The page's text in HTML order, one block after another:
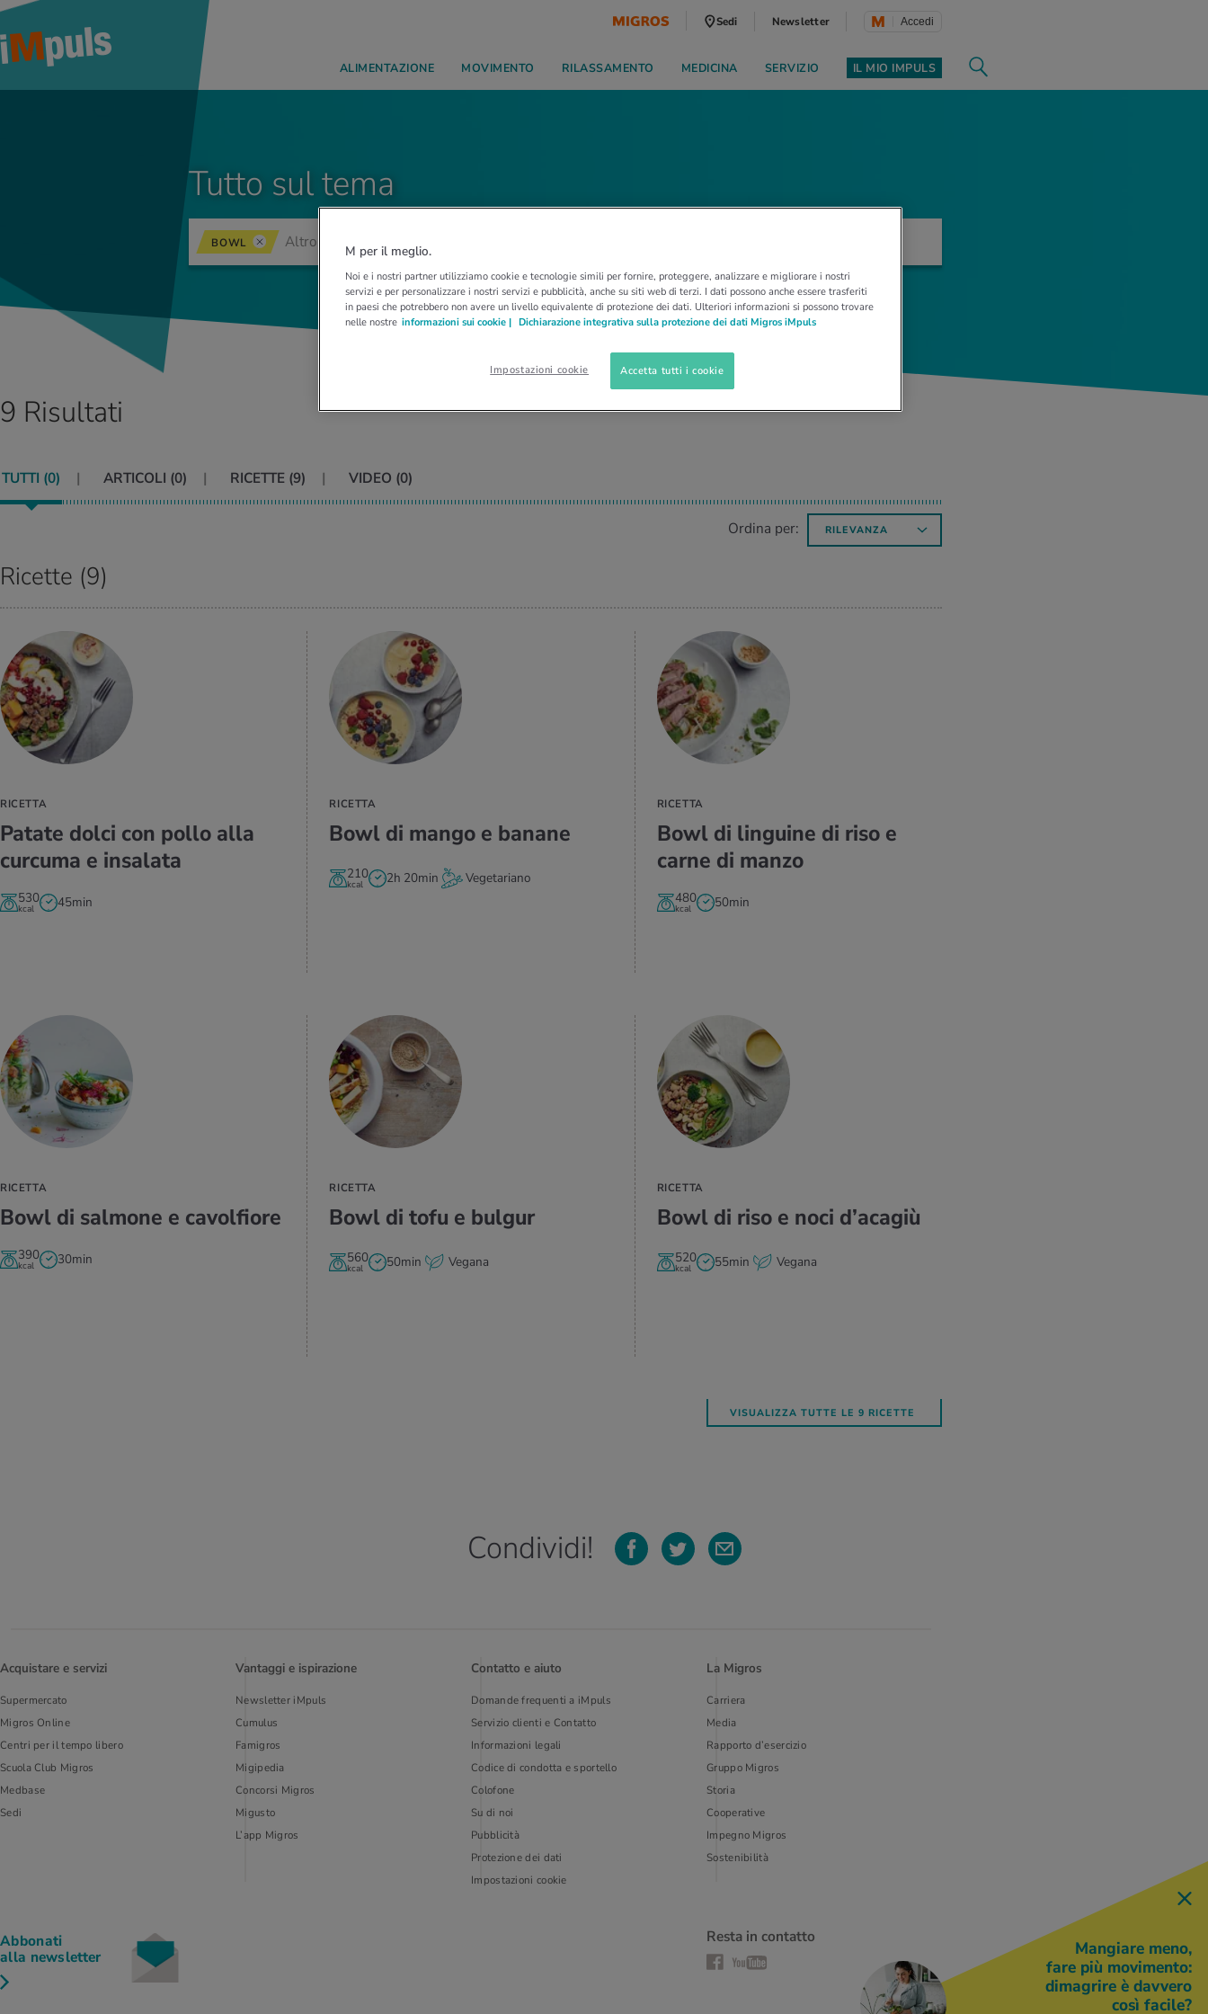
Sedi Newsletter Accedi
ALIMENTAZIONE MOVIMENTO RILASSAMENTO MEDICINA SERVIZIO IL MIO IMPULS
Tutto sul tema
BOWL
9 Risultati
TUTTI (0) ARTICOLI (0) RICETTE (9) VIDEO (0)
Ordina per: RILEVANZA
Ricette (9)
RICETTA
Pa­ta­te dolci con pollo alla
cur­cu­ma e in­sa­la­ta
530
kcal 45min
RICETTA
Bowl di mango e ba­na­ne
210
kcal 2h 20min Vegetariano
RICETTA
Bowl di lin­gui­ne di riso e
carne di manzo
480
kcal 50min
RICETTA
Bowl di sal­mo­ne e ca­vol­fio­re
390
kcal 30min
RICETTA
Bowl di tofu e bul­gur
560
kcal 50min Vegana
RICETTA
Bowl di riso e noci d’a­ca­giù
520
kcal 55min Vegana
VISUALIZZA TUTTE LE 9 RICETTE
Condividi!
Acquistare e servizi
Supermercato
Migros Online
Centri per il tempo libero
Scuola Club Migros
Medbase
Sedi
Vantaggi e ispirazione
Newsletter iMpuls
Cumulus
Famigros
Migipedia
Concorsi Migros
Migusto
L’app Migros
Contatto e aiuto
Domande frequenti a iMpuls
Servizio clienti e Contatto
Informazioni legali
Codice di condotta e sportello
Colofone
Su di noi
Pubblicità
Protezione dei dati
Impostazioni cookie
La Migros
Carriera
Media
Rapporto d’esercizio
Gruppo Migros
Storia
Cooperative
Impegno Migros
Sostenibilità
Abbonati
alla newsletter
Resta in contatto
Facebook
YouTube
Mangiare meno,
fare più movimento:
dimagrire è davvero
così facile?
M per il meglio.
Noi e i nostri partner utilizziamo cookie e tecnologie simili per fornire, proteggere, analizzare e migliorare i nostri
servizi e per personalizzare i nostri servizi e pubblicità, anche su siti web di terzi. I dati possono anche essere trasferiti
in paesi che potrebbero non avere un livello equivalente di protezione dei dati. Ulteriori informazioni si possono trovare
nelle nostre informazioni sui cookie | Dichiarazione integrativa sulla protezione dei dati Migros iMpuls
Impostazioni cookie Accetta tutti i cookie